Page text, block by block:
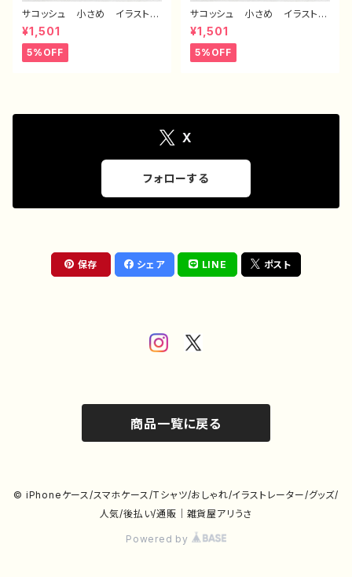
サコッシュ 小さめ イラスト
エモい 可愛い女の子 おしゃ
れ かわいい レディース メ
ンズ おすすめ 個性的 人
気 イラストレーター クリエイ
¥1,501
5%OFF
サコッシュ 小さめ イラスト
エモい 可愛い女の子 おしゃ
れ かわいい レディース メ
ンズ おすすめ 個性的 人
気 イラストレーター クリエイ
¥1,501
5%OFF
X
フォローする
保存 シェア LINE ポスト
商品一覧に戻る
© iPhoneケース/スマホケース/Tシャツ/おしゃれ/イラストレーター/グッズ/
人気/後払い/通販｜雑貨屋アリうさ
Powered by